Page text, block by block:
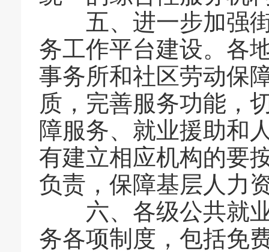
五、进一步加强街
务工作平台建设。各
事务所和社区劳动保
质，完善服务功能，
障服务、就业援助和
有建立相应机构的要
负责，保障基层人力
六、各级公共就业
务各项制度，包括免